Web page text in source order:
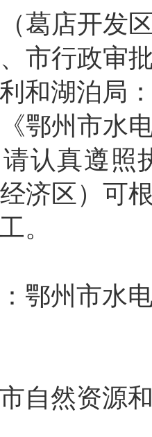
葛店开发
市行政审
和湖泊局
鄂州市水
认真遵照
济区）可
。
鄂州市水
自然资源